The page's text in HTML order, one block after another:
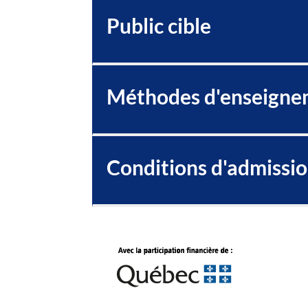
Public cible
Méthodes
Conditions